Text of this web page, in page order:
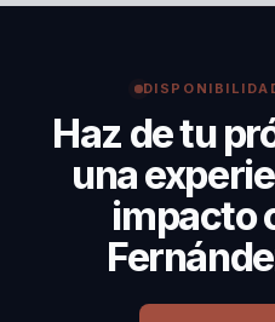
eficiencia.
Con esa información se
Haz de tu
una
impacto